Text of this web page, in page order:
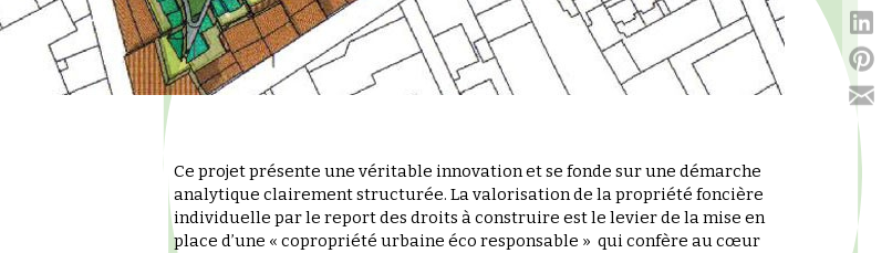
Ce projet présente une véritable innovation et se fonde sur une démarche
analytique clairement structurée. La valorisation de la propriété foncière
individuelle par le report des droits à construire est le levier de la mise en
place d’une « copropriété urbaine éco responsable » qui confère au cœur